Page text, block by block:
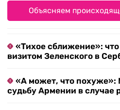
Объясняем
«Тихое сближение»:
визитом Зеленского в
«А может, что похуже»:
судьбу Армении в случае